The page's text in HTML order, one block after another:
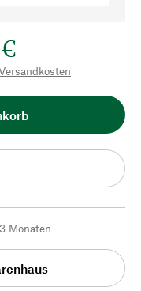
Monaten